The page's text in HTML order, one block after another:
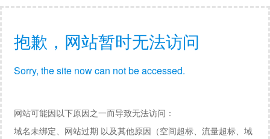
抱歉，网站暂时无法访问
Sorry, the site now can not be accessed.
网站可能因以下原因之一而导致无法访问：
域名未绑定、网站过期 以及其他原因（空间超标、流量超标、域